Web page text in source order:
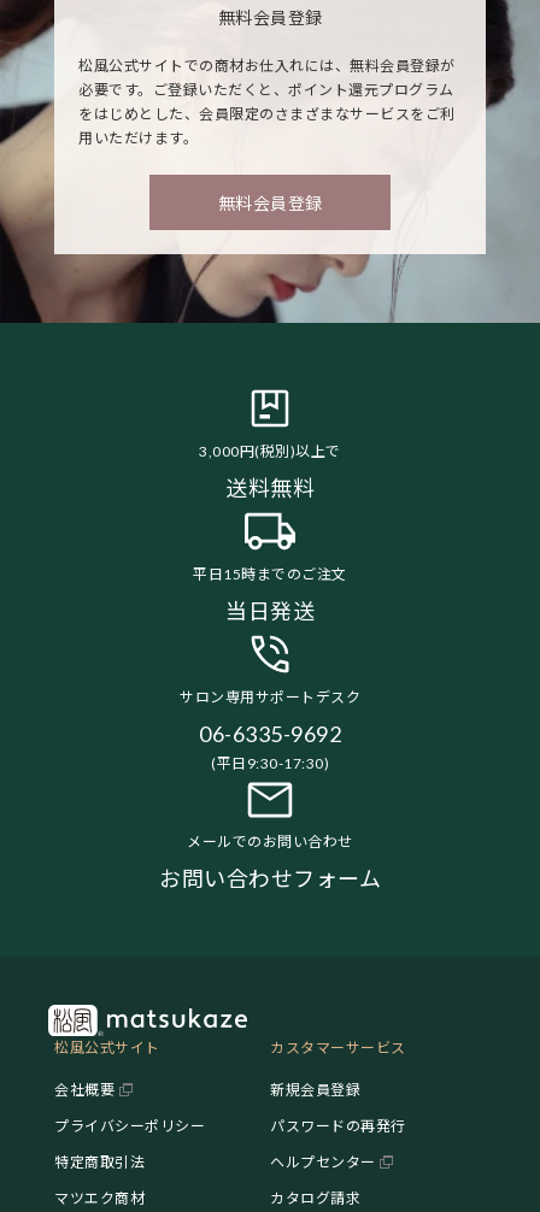
無料会員登録
松風公式サイトでの商材お仕入れには、無料会員登録が
必要です。ご登録いただくと、ポイント還元プログラム
をはじめとした、会員限定のさまざまなサービスをご利
用いただけます。
無料会員登録
3,000円(税別)以上で
送料無料
平日15時までのご注文
当日発送
サロン専用サポートデスク
06-6335-9692
(平日9:30-17:30)
メールでのお問い合わせ
お問い合わせフォーム
松風公式サイト
会社概要
プライバシーポリシー
特定商取引法
マツエク商材
カスタマーサービス
新規会員登録
パスワードの再発行
ヘルプセンター
カタログ請求